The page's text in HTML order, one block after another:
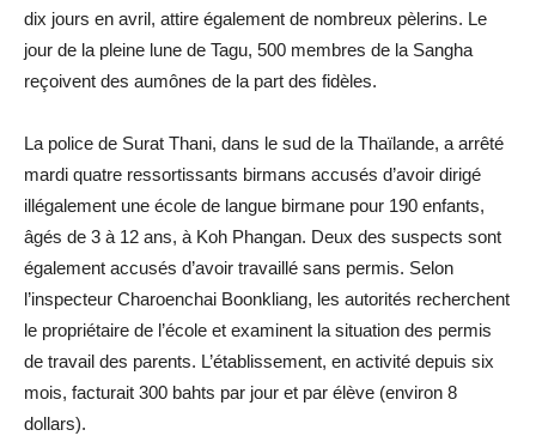
dix jours en avril, attire également de nombreux pèlerins. Le
jour de la pleine lune de Tagu, 500 membres de la Sangha
reçoivent des aumônes de la part des fidèles.
La police de Surat Thani, dans le sud de la Thaïlande, a arrêté
mardi quatre ressortissants birmans accusés d’avoir dirigé
illégalement une école de langue birmane pour 190 enfants,
âgés de 3 à 12 ans, à Koh Phangan. Deux des suspects sont
également accusés d’avoir travaillé sans permis. Selon
l’inspecteur Charoenchai Boonkliang, les autorités recherchent
le propriétaire de l’école et examinent la situation des permis
de travail des parents. L’établissement, en activité depuis six
mois, facturait 300 bahts par jour et par élève (environ 8
dollars).